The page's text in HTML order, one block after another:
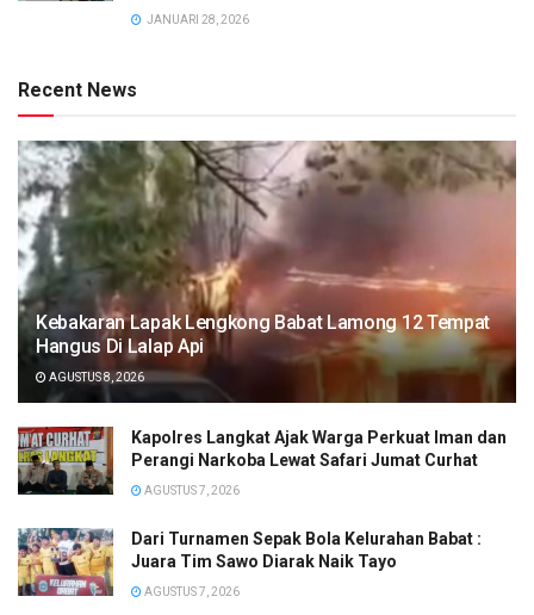
JANUARI 28, 2026
Recent News
Kebakaran Lapak Lengkong Babat Lamong 12 Tempat
Hangus Di Lalap Api
AGUSTUS 8, 2026
Kapolres Langkat Ajak Warga Perkuat Iman dan
Perangi Narkoba Lewat Safari Jumat Curhat
AGUSTUS 7, 2026
Dari Turnamen Sepak Bola Kelurahan Babat :
Juara Tim Sawo Diarak Naik Tayo
AGUSTUS 7, 2026